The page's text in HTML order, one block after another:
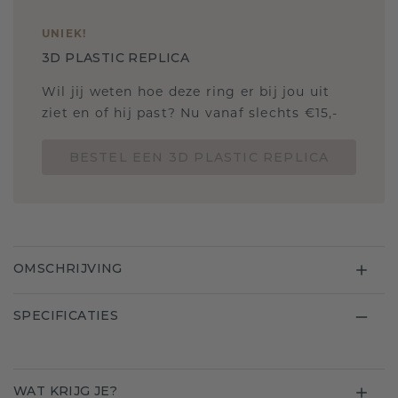
UNIEK!
3D PLASTIC REPLICA
Wil jij weten hoe deze ring er bij jou uit
ziet en of hij past? Nu vanaf slechts €15,-
OMSCHRIJVING
SPECIFICATIES
WAT KRIJG JE?